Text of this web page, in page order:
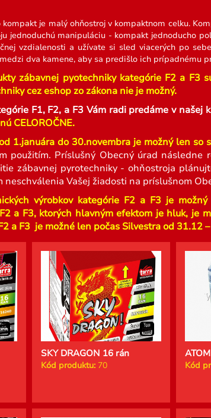
je malý ohňostroj v kompaktnom celku.
jednoduchú manipuláciu - kompakt jednoducho
vzdialenosti a užívate si sled viacerých po
dva kamene, aby sa predišlo ich prípadnému
zábavnej pyotechniky kategórie F2 a F3
cez eshop zo zákona nie je možný.
F1, F2, a F3 Vám radi predáme v našej
CELOROČNE.
1.januára do 30.novembra je možný len so
použitím. Príslušný Obecný úrad
zábavnej pyrotechniky - ohňostroja
neschválenia Vašej žiadosti na príslušnom
výrobkov kategórie F2 a F3 je
a F3, ktorých hlavným efektom je hluk, je
a F3 je možné len počas Silvestra od 31.12
SKY DRAGON 16 rán
Kód produktu: 70 Kód